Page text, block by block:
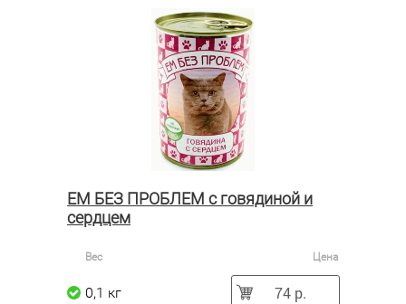
ЕМ БЕЗ ПРОБЛЕМ с говядиной и
сердцем
Вес Цена
0,1 кг 74 р.